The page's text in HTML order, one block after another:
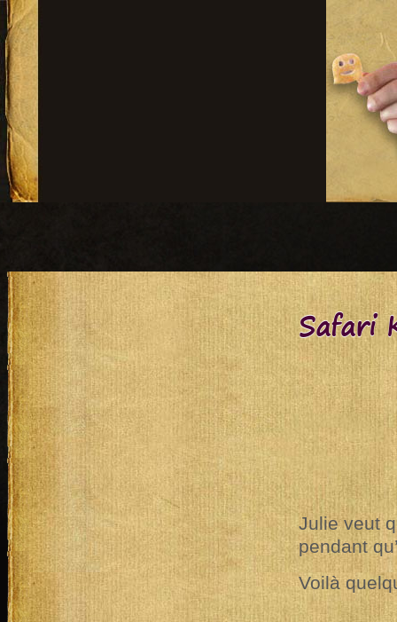
Safari
Julie veut
pendant
Voilà